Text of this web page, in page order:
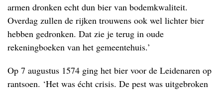
armen dronken echt dun bier van bodemkwaliteit.
Overdag zullen de rijken trouwens ook wel lichter bier
hebben gedronken. Dat zie je terug in oude
rekeningboeken van het gemeentehuis.’
Op 7 augustus 1574 ging het bier voor de Leidenaren op
rantsoen. ‘Het was écht crisis. De pest was uitgebroken